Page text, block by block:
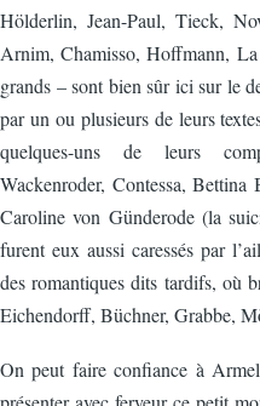
Hölderlin, Jean-Paul, Tieck,
Arnim, Chamisso, Hoffmann,
grands – sont bien sûr ici sur le
par un ou plusieurs de leurs
quelques-uns de leurs
Wackenroder, Contessa,
Caroline von Günderode (la
furent eux aussi caressés par
des romantiques dits tardifs, où
Eichendorff, Büchner, Grabbe,
On peut faire confiance à